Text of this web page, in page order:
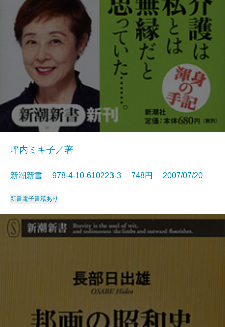
坪内ミキ子／著
新潮新書 978-4-10-610223-3 748円 2007/07/20
新書電子書籍あり